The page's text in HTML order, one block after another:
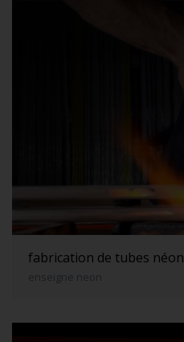
fabrication de tubes néon
enseigne neon